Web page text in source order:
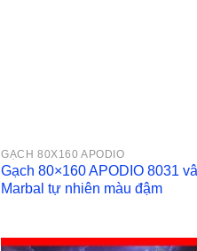
GẠCH 80X160 APODIO
Gạch 80×160 APODIO 8031
Marbal tự nhiên màu đậm